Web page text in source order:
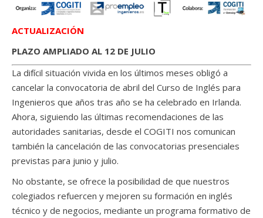
ACTUALIZACIÓN
PLAZO AMPLIADO AL 12 DE JULIO
La difícil situación vivida en los últimos meses obligó a
cancelar la convocatoria de abril del Curso de Inglés para
Ingenieros que años tras año se ha celebrado en Irlanda.
Ahora, siguiendo las últimas recomendaciones de las
autoridades sanitarias, desde el COGITI nos comunican
también la cancelación de las convocatorias presenciales
previstas para junio y julio.
No obstante, se ofrece la posibilidad de que nuestros
colegiados refuercen y mejoren su formación en inglés
técnico y de negocios, mediante un programa formativo de